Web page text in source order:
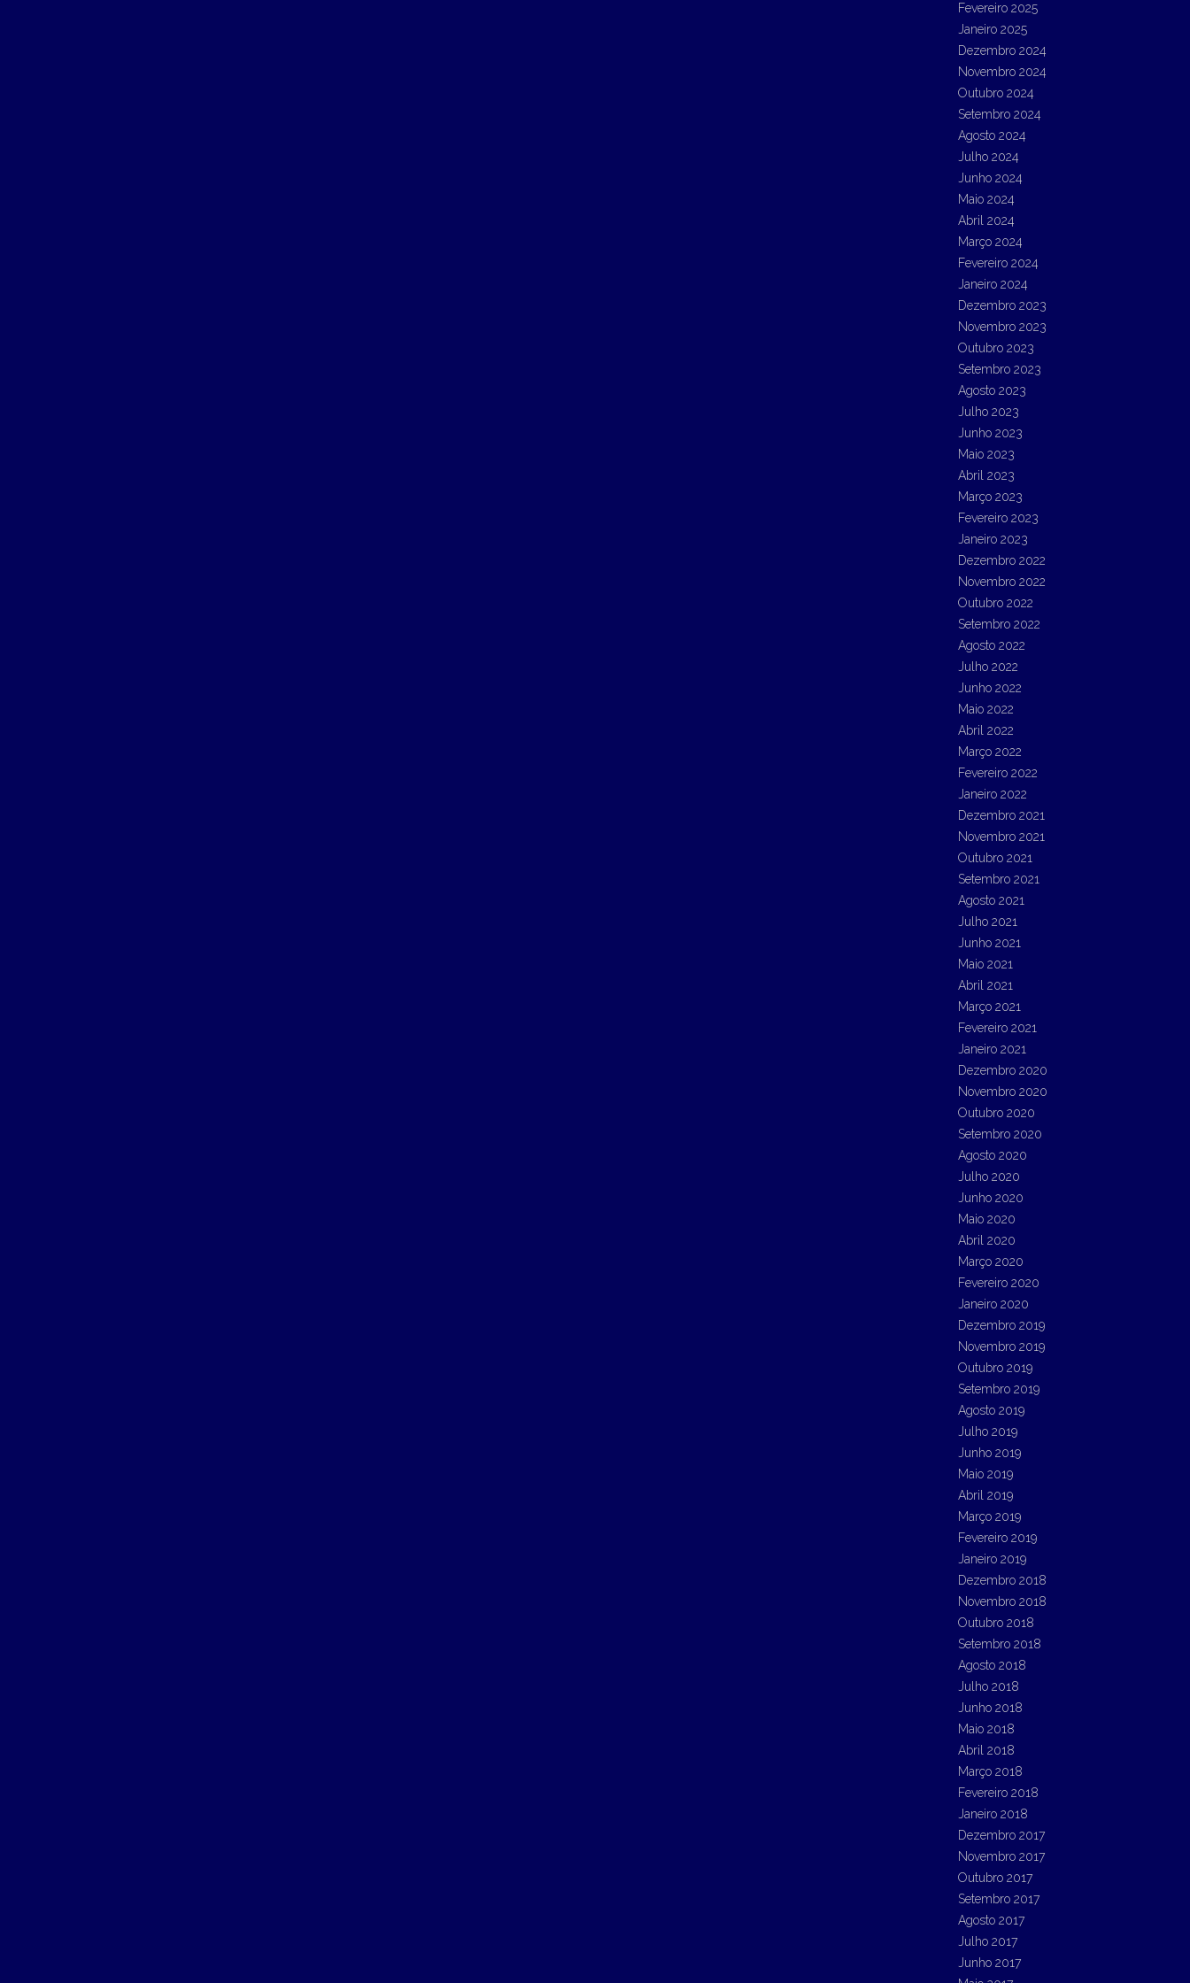
Fevereiro 2025
Janeiro 2025
Dezembro 2024
Novembro 2024
Outubro 2024
Setembro 2024
Agosto 2024
Julho 2024
Junho 2024
Maio 2024
Abril 2024
Março 2024
Fevereiro 2024
Janeiro 2024
Dezembro 2023
Novembro 2023
Outubro 2023
Setembro 2023
Agosto 2023
Julho 2023
Junho 2023
Maio 2023
Abril 2023
Março 2023
Fevereiro 2023
Janeiro 2023
Dezembro 2022
Novembro 2022
Outubro 2022
Setembro 2022
Agosto 2022
Julho 2022
Junho 2022
Maio 2022
Abril 2022
Março 2022
Fevereiro 2022
Janeiro 2022
Dezembro 2021
Novembro 2021
Outubro 2021
Setembro 2021
Agosto 2021
Julho 2021
Junho 2021
Maio 2021
Abril 2021
Março 2021
Fevereiro 2021
Janeiro 2021
Dezembro 2020
Novembro 2020
Outubro 2020
Setembro 2020
Agosto 2020
Julho 2020
Junho 2020
Maio 2020
Abril 2020
Março 2020
Fevereiro 2020
Janeiro 2020
Dezembro 2019
Novembro 2019
Outubro 2019
Setembro 2019
Agosto 2019
Julho 2019
Junho 2019
Maio 2019
Abril 2019
Março 2019
Fevereiro 2019
Janeiro 2019
Dezembro 2018
Novembro 2018
Outubro 2018
Setembro 2018
Agosto 2018
Julho 2018
Junho 2018
Maio 2018
Abril 2018
Março 2018
Fevereiro 2018
Janeiro 2018
Dezembro 2017
Novembro 2017
Outubro 2017
Setembro 2017
Agosto 2017
Julho 2017
Junho 2017